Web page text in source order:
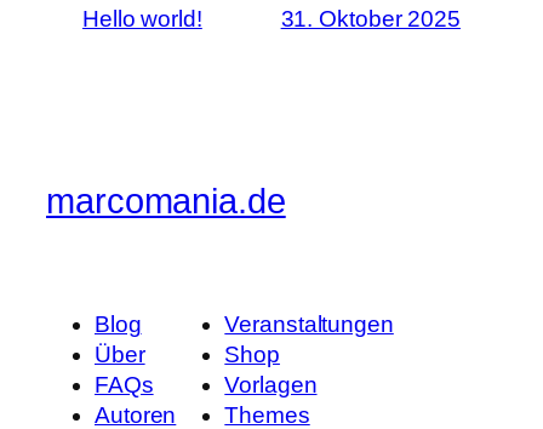
Hello world! 31. Oktober 2025
marcomania.de
Blog
Über
FAQs
Autoren
Veranstaltungen
Shop
Vorlagen
Themes